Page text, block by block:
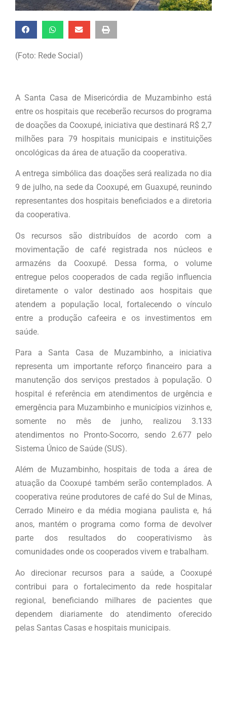
(Foto: Rede Social)
A Santa Casa de Misericórdia de Muzambinho está
entre os hospitais que receberão recursos do programa
de doações da Cooxupé, iniciativa que destinará R$ 2,7
milhões para 79 hospitais municipais e instituições
oncológicas da área de atuação da cooperativa.
A entrega simbólica das doações será realizada no dia
9 de julho, na sede da Cooxupé, em Guaxupé, reunindo
representantes dos hospitais beneficiados e a diretoria
da cooperativa.
Os recursos são distribuídos de acordo com a
movimentação de café registrada nos núcleos e
armazéns da Cooxupé. Dessa forma, o volume
entregue pelos cooperados de cada região influencia
diretamente o valor destinado aos hospitais que
atendem a população local, fortalecendo o vínculo
entre a produção cafeeira e os investimentos em
saúde.
Para a Santa Casa de Muzambinho, a iniciativa
representa um importante reforço financeiro para a
manutenção dos serviços prestados à população. O
hospital é referência em atendimentos de urgência e
emergência para Muzambinho e municípios vizinhos e,
somente no mês de junho, realizou 3.133
atendimentos no Pronto-Socorro, sendo 2.677 pelo
Sistema Único de Saúde (SUS).
Além de Muzambinho, hospitais de toda a área de
atuação da Cooxupé também serão contemplados. A
cooperativa reúne produtores de café do Sul de Minas,
Cerrado Mineiro e da média mogiana paulista e, há
anos, mantém o programa como forma de devolver
parte dos resultados do cooperativismo às
comunidades onde os cooperados vivem e trabalham.
Ao direcionar recursos para a saúde, a Cooxupé
contribui para o fortalecimento da rede hospitalar
regional, beneficiando milhares de pacientes que
dependem diariamente do atendimento oferecido
pelas Santas Casas e hospitais municipais.